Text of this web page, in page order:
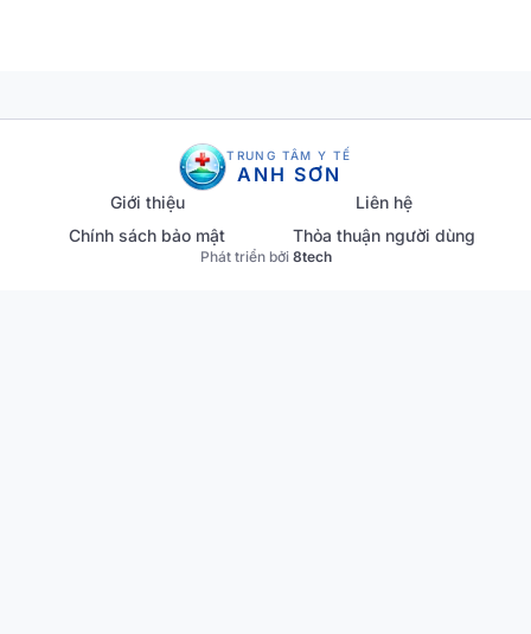
TRUNG TÂM Y TẾ
ANH SƠN
Giới thiệu
Liên hệ
Chính sách bảo mật
Thỏa thuận người dùng
Phát triển bởi 8tech